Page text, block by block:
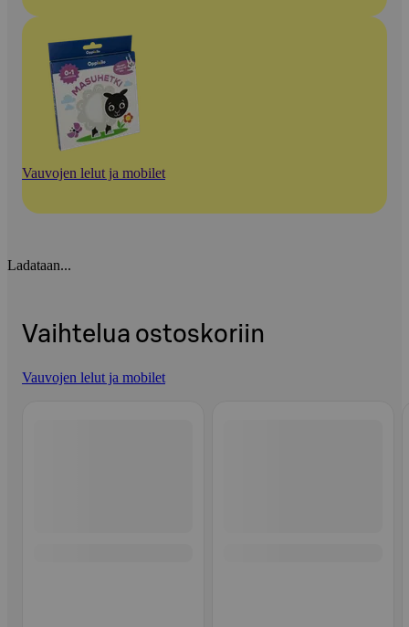
Vauvojen lelut ja mobilet
Ladataan...
Vaihtelua ostoskoriin
Vauvojen lelut ja mobilet